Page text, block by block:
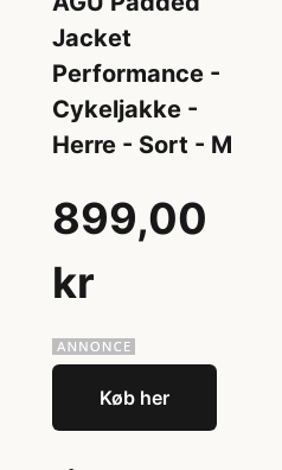
Jacket
Performance -
Cykeljakke -
Herre - Sort - M
899,00
kr
Køb her